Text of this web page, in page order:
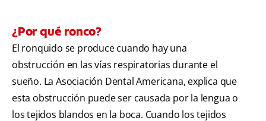
¿Por qué ronco?
El ronquido se produce cuando hay una
obstrucción en las vías respiratorias durante el
sueño. La Asociación Dental Americana, explica que
esta obstrucción puede ser causada por la lengua o
los tejidos blandos en la boca. Cuando los tejidos